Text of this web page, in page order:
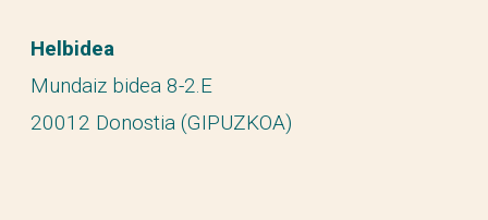
Helbidea
Mundaiz bidea 8-2.E
20012 Donostia (GIPUZKOA)